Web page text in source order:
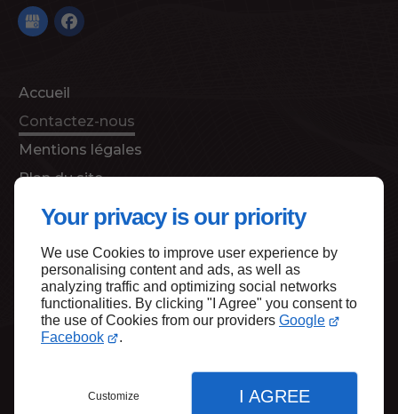
Your privacy is our priority
We use Cookies to improve user experience by
personalising content and ads, as well as
analyzing traffic and optimizing social networks
functionalities. By clicking "I Agree" you consent to
the use of Cookies from our providers Google
Facebook
.
Customize I AGREE
Accueil
Contactez-nous
Mentions légales
Plan du site
Haut de page